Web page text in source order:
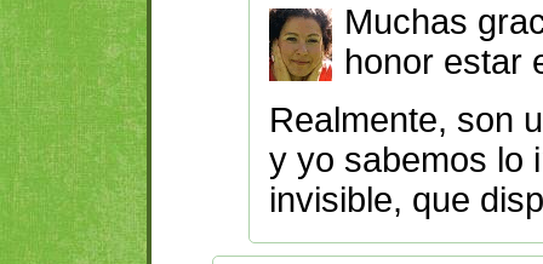
Muchas
honor estar
Realmente, son
y yo sabemos lo
invisible, que